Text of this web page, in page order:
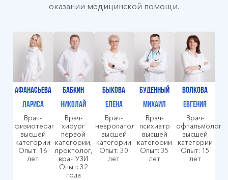
оказании медицинской помощи.
Афанасьева
Лариса
Врач-
физиотерапевт
высшей
категории
Опыт: 16
лет
Бабкин
Николай
Врач-
хирург
первой
категории,
проктолог,
врач УЗИ
Опыт: 32
года
Быкова
Елена
Врач-
невропатолог
высшей
категории
Опыт: 30
лет
Буденный
Михаил
Врач-
психиатр
высшей
категории
Опыт: 35
лет
Волкова
Евгения
Врач-
офтальмолог
высшей
категории
Опыт: 15
лет